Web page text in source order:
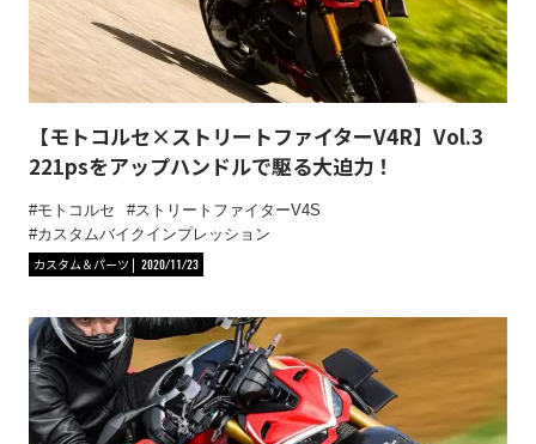
【モトコルセ×ストリートファイターV4R】Vol.3
221psをアップハンドルで駆る大迫力！
モトコルセ
ストリートファイターV4S
カスタムバイクインプレッション
カスタム＆パーツ
2020/11/23